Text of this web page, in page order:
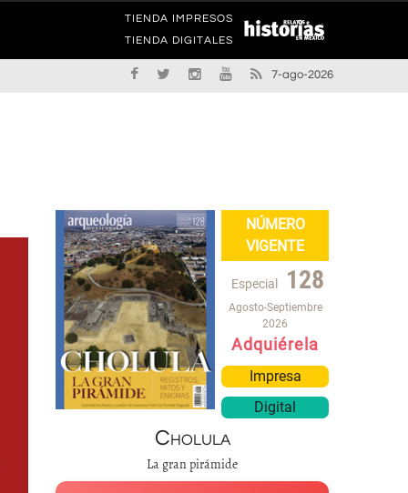
TIENDA IMPRESOS
TIENDA DIGITALES
7-ago-2026
NÚMERO
VIGENTE
Especial 128
Agosto-Septiembre
2026
Adquiérela
Impresa
Digital
Cholula
La gran pirámide